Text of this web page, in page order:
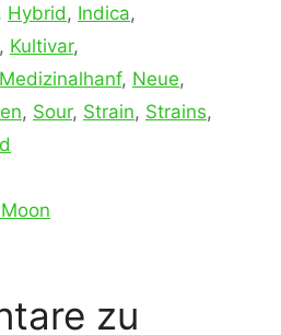
, Hybrid , Indica,
, Kultivar,
Medizinalhanf, Neue,
, Sour, Strain, Strains,
zu